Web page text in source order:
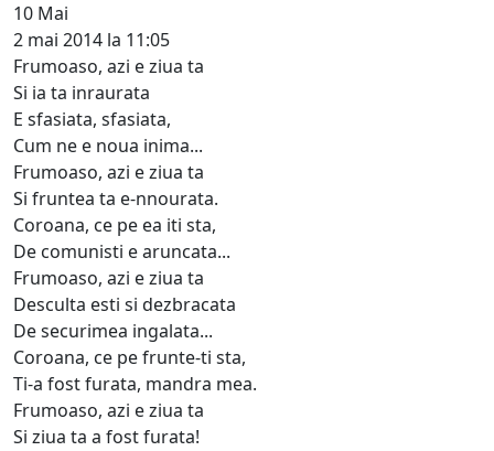
10 Mai
2 mai 2014 la 11:05
Frumoaso, azi e ziua ta
Si ia ta inraurata
E sfasiata, sfasiata,
Cum ne e noua inima...
Frumoaso, azi e ziua ta
Si fruntea ta e-nnourata.
Coroana, ce pe ea iti sta,
De comunisti e aruncata...
Frumoaso, azi e ziua ta
Desculta esti si dezbracata
De securimea ingalata...
Coroana, ce pe frunte-ti sta,
Ti-a fost furata, mandra mea.
Frumoaso, azi e ziua ta
Si ziua ta a fost furata!